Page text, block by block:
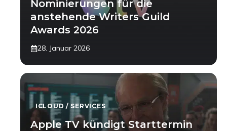
Nominierungen für die
anstehende Writers Guild
Awards 2026
28. Januar 2026
ICLOUD / SERVICES
Apple TV kündigt Starttermin